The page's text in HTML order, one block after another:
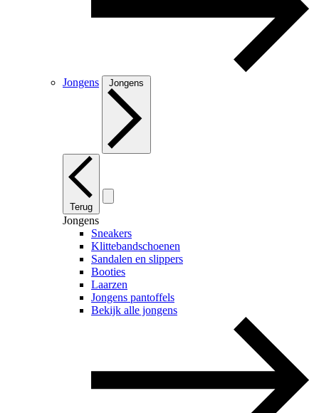
Jongens Jongens
Terug
Jongens
Sneakers
Klittebandschoenen
Sandalen en slippers
Booties
Laarzen
Jongens pantoffels
Bekijk alle jongens